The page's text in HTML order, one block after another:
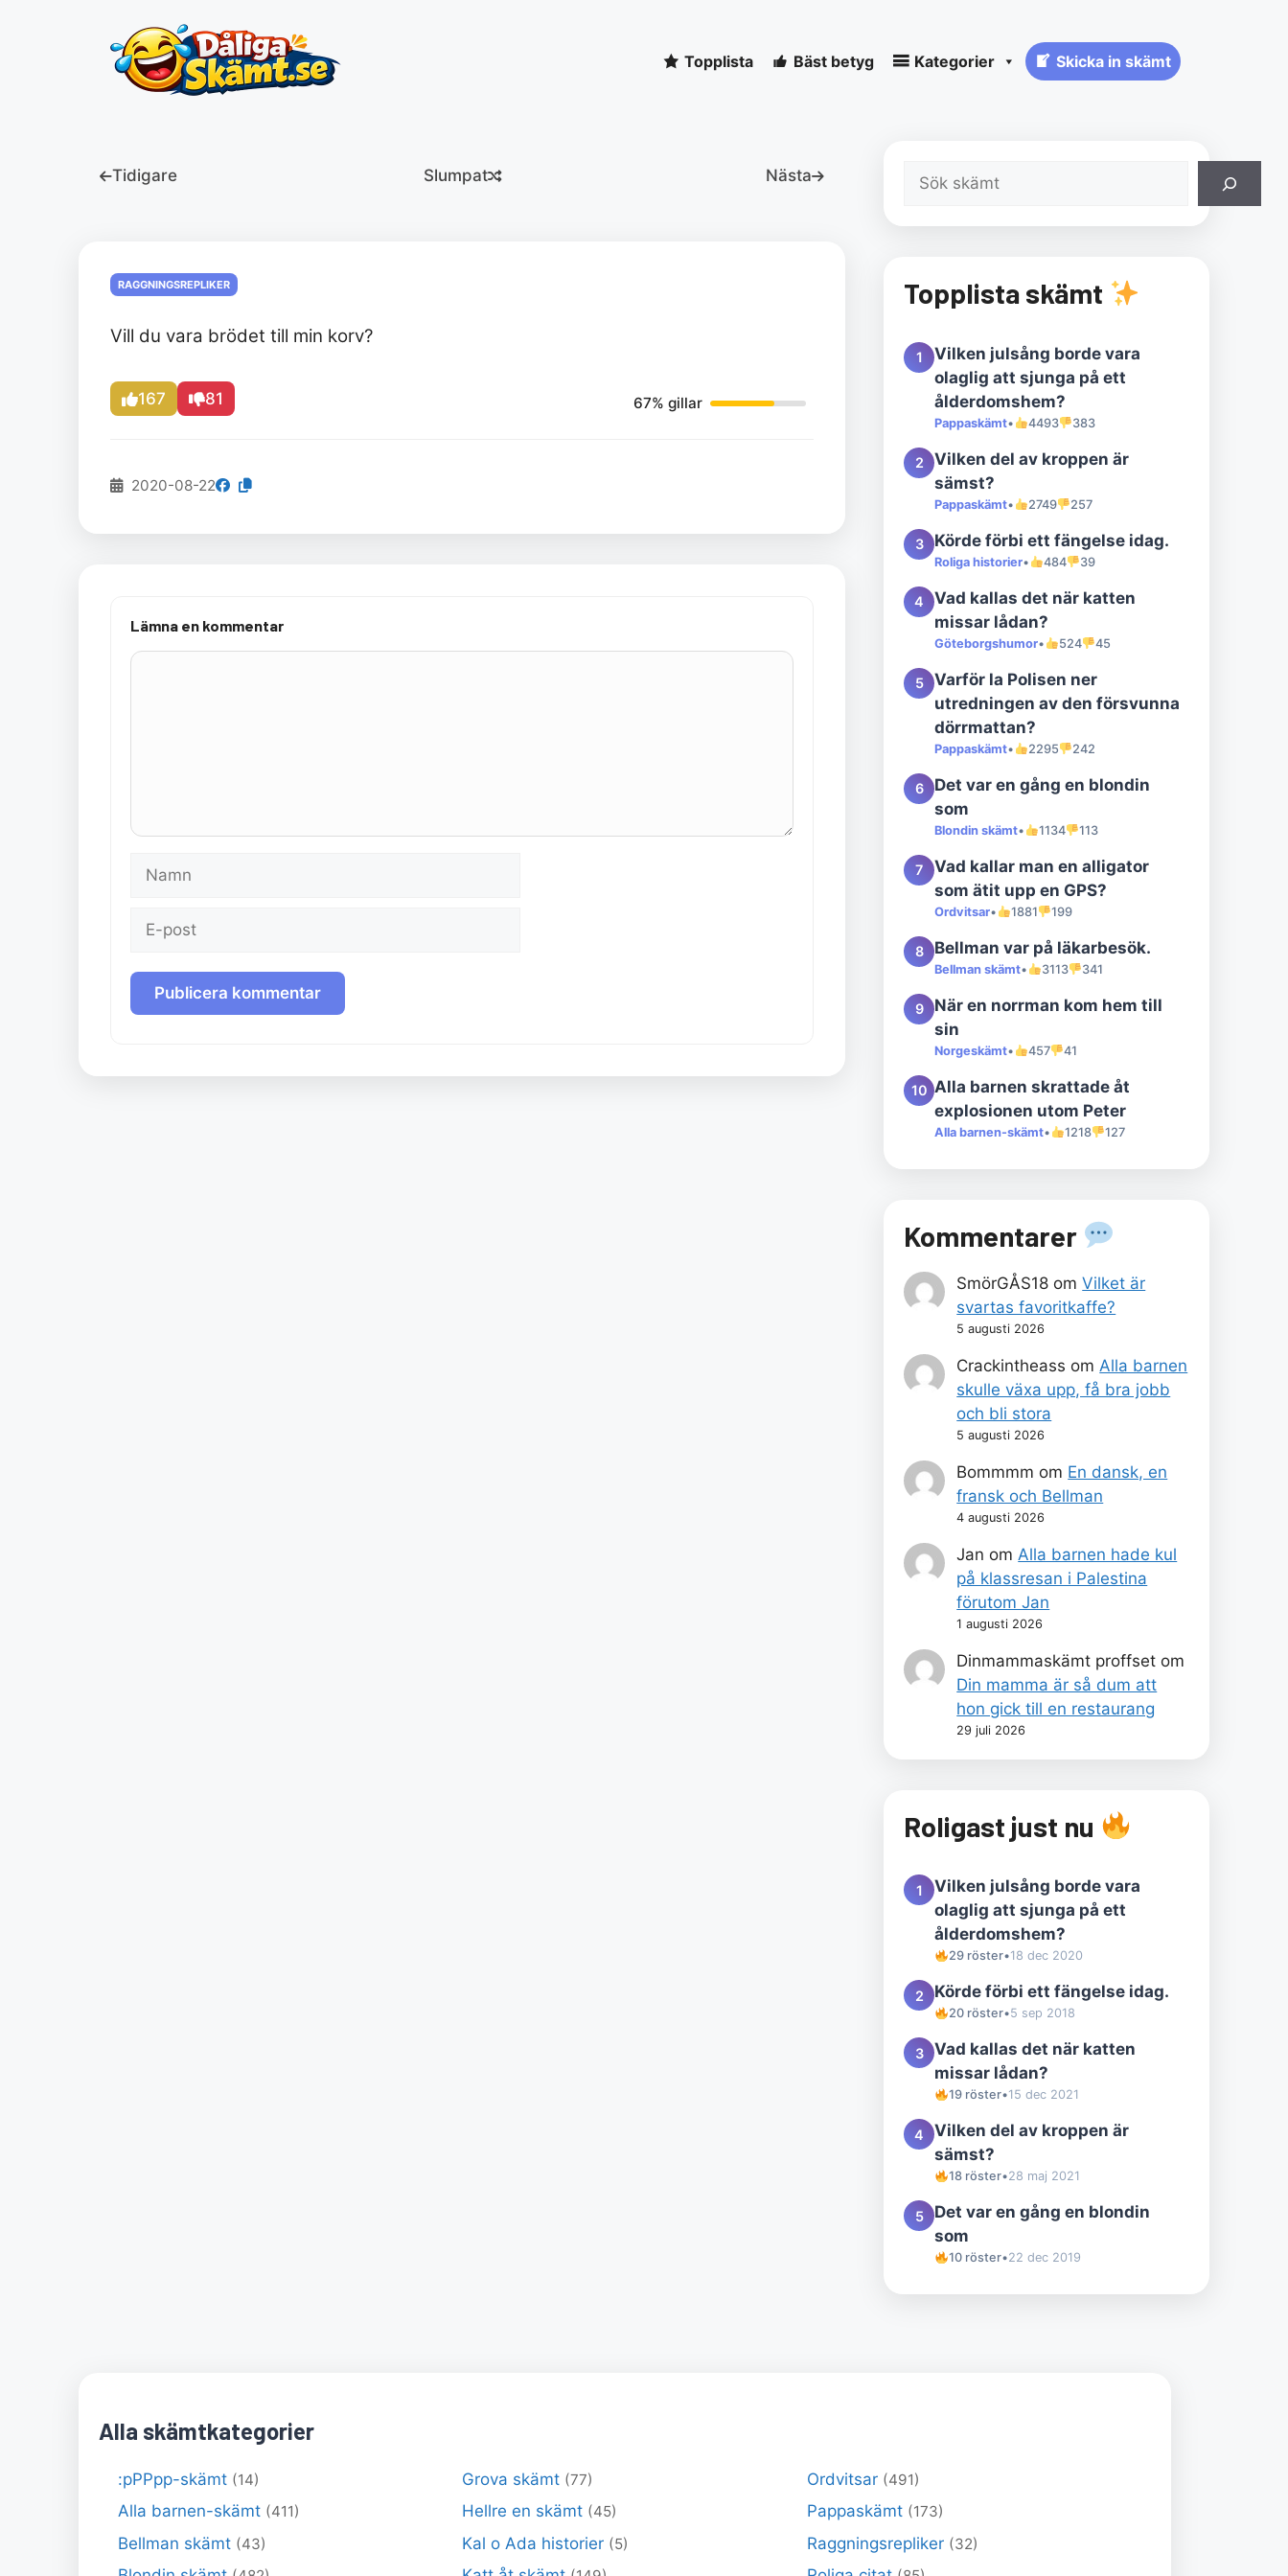
Topplista Bäst betyg Kategorier Skicka in skämt
Tidigare Slumpat Nästa
RAGGNINGSREPLIKER
Vill du vara brödet till min korv?
167 81 67% gillar
2020-08-22
Lämna en kommentar
Kommentar
Namn
Sök
Topplista skämt
1
Vilken julsång borde vara
olaglig att sjunga på ett
ålderdomshem?
Pappaskämt• 4493 383
2
Vilken del av kroppen är
sämst?
Pappaskämt• 2749 257
3 Körde förbi ett fängelse idag.
Roliga historier• 484 39
4
Vad kallas det när katten
missar lådan?
Göteborgshumor• 524 45
5
Varför la Polisen ner
utredningen av den försvunna
dörrmattan?
Pappaskämt• 2295 242
6
Det var en gång en blondin
som
Blondin skämt• 1134 113
7
Vad kallar man en alligator
som ätit upp en GPS?
Ordvitsar• 1881 199
8 Bellman var på läkarbesök.
Bellman skämt• 3113 341
9
När en norrman kom hem till
sin
Norgeskämt• 457 41
10 Alla barnen skrattade åt
explosionen utom Peter
Alla barnen-skämt• 1218 127
Kommentarer
SmörGÅS18 omVilket är
svartas favoritkaffe?
5 augusti 2026
Crackintheass om Alla barnen
skulle växa upp, få bra jobb
och bli stora
5 augusti 2026
Bommmm om En dansk, en
fransk och Bellman
4 augusti 2026
Jan om Alla barnen hade kul
på klassresan i Palestina
förutom Jan
1 augusti 2026
Dinmammaskämt proffset om
Din mamma är så dum att
hon gick till en restaurang
29 juli 2026
Roligast just nu
1
Vilken julsång borde vara
olaglig att sjunga på ett
ålderdomshem?
29 röster•18 dec 2020
2 Körde förbi ett fängelse idag.
20 röster•5 sep 2018
3
Vad kallas det när katten
missar lådan?
19 röster•15 dec 2021
4
Vilken del av kroppen är
sämst?
18 röster•28 maj 2021
5
Det var en gång en blondin
som
10 röster•22 dec 2019
Alla skämtkategorier
:pPPpp-skämt (14)
Alla barnen-skämt (411)
Bellman skämt (43)
Grova skämt (77)
Hellre en skämt (45)
Kal o Ada historier (5)
Ordvitsar (491)
Pappaskämt (173)
Raggningsrepliker (32)